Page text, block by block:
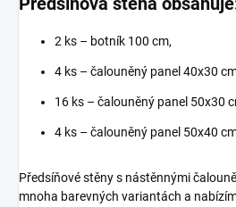
2 ks – botník 100 cm,
4 ks – čalouněný panel 40x30
16 ks – čalouněný panel 50x30
4 ks – čalouněný panel 50x40
Předsíňové stěny s nástěnnými
mnoha barevných variantách a